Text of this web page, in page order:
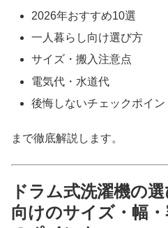
2026年おすすめ10選
一人暮らし向け選び方
サイズ・搬入注意点
電気代・水道代
後悔しないチェックポイン
まで徹底解説します。
ドラム式洗濯機の
向けのサイズ・幅